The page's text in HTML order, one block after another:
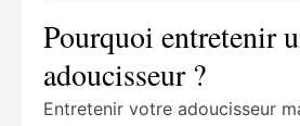
Pourquoi entretenir
adoucisseur ?
Entretenir votre adoucisseur